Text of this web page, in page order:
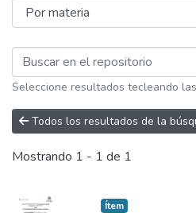
Examinando
Seleccione resultados tecleando
Todos los resultados de la
Mostrando 1 - 1 de 1
Item type:
Ítem,